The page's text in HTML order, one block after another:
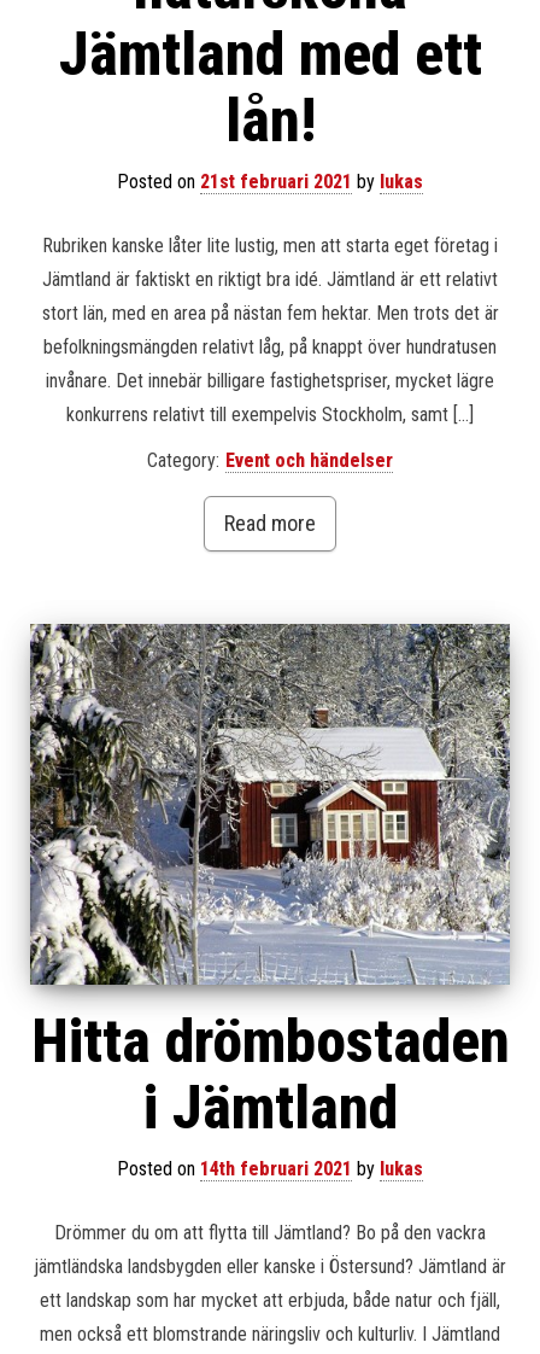
Jämtland med ett
lån!
Posted on 21st februari 2021 by lukas
Rubriken kanske låter lite lustig, men att starta eget företag i
Jämtland är faktiskt en riktigt bra idé. Jämtland är ett relativt
stort län, med en area på nästan fem hektar. Men trots det är
befolkningsmängden relativt låg, på knappt över hundratusen
invånare. Det innebär billigare fastighetspriser, mycket lägre
konkurrens relativt till exempelvis Stockholm, samt […]
Category: Event och händelser
Read more
Hitta drömbostaden
i Jämtland
Posted on 14th februari 2021 by lukas
Drömmer du om att flytta till Jämtland? Bo på den vackra
jämtländska landsbygden eller kanske i Östersund? Jämtland är
ett landskap som har mycket att erbjuda, både natur och fjäll,
men också ett blomstrande näringsliv och kulturliv. I Jämtland